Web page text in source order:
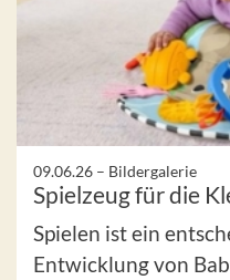
09.06.26 – Bildergalerie
Spielzeug für die
Spielen ist ein
Entwicklung von